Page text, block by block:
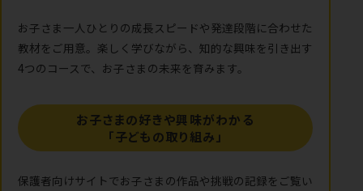
お子さま一人ひとりの成長スピードや発達段階に合わせた
教材をご用意。楽しく学びながら、知的な興味を引き出す
4つのコースで、お子さまの未来を育みます。
お子さまの好きや興味がわかる
「子どもの取り組み」
保護者向けサイトでお子さまの作品や挑戦の記録をご覧い